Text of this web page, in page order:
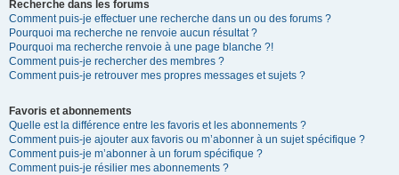
Recherche dans les forums
Comment puis-je effectuer une recherche dans un ou des forums ?
Pourquoi ma recherche ne renvoie aucun résultat ?
Pourquoi ma recherche renvoie à une page blanche ?!
Comment puis-je rechercher des membres ?
Comment puis-je retrouver mes propres messages et sujets ?
Favoris et abonnements
Quelle est la différence entre les favoris et les abonnements ?
Comment puis-je ajouter aux favoris ou m’abonner à un sujet spécifique ?
Comment puis-je m’abonner à un forum spécifique ?
Comment puis-je résilier mes abonnements ?